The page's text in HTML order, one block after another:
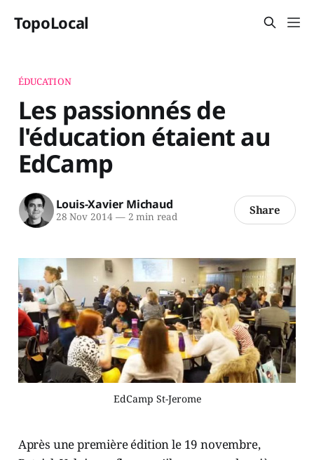
TopoLocal
ÉDUCATION
Les passionnés de
l'éducation étaient au
EdCamp
Louis-Xavier Michaud
28 Nov 2014 —2 min read Share
EdCamp St-Jerome
Après une première édition le 19 novembre,